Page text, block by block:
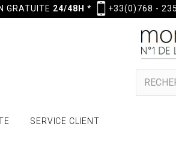
GRATUITE 24/48H * +33(0)768 -
SERVICE CLIENT